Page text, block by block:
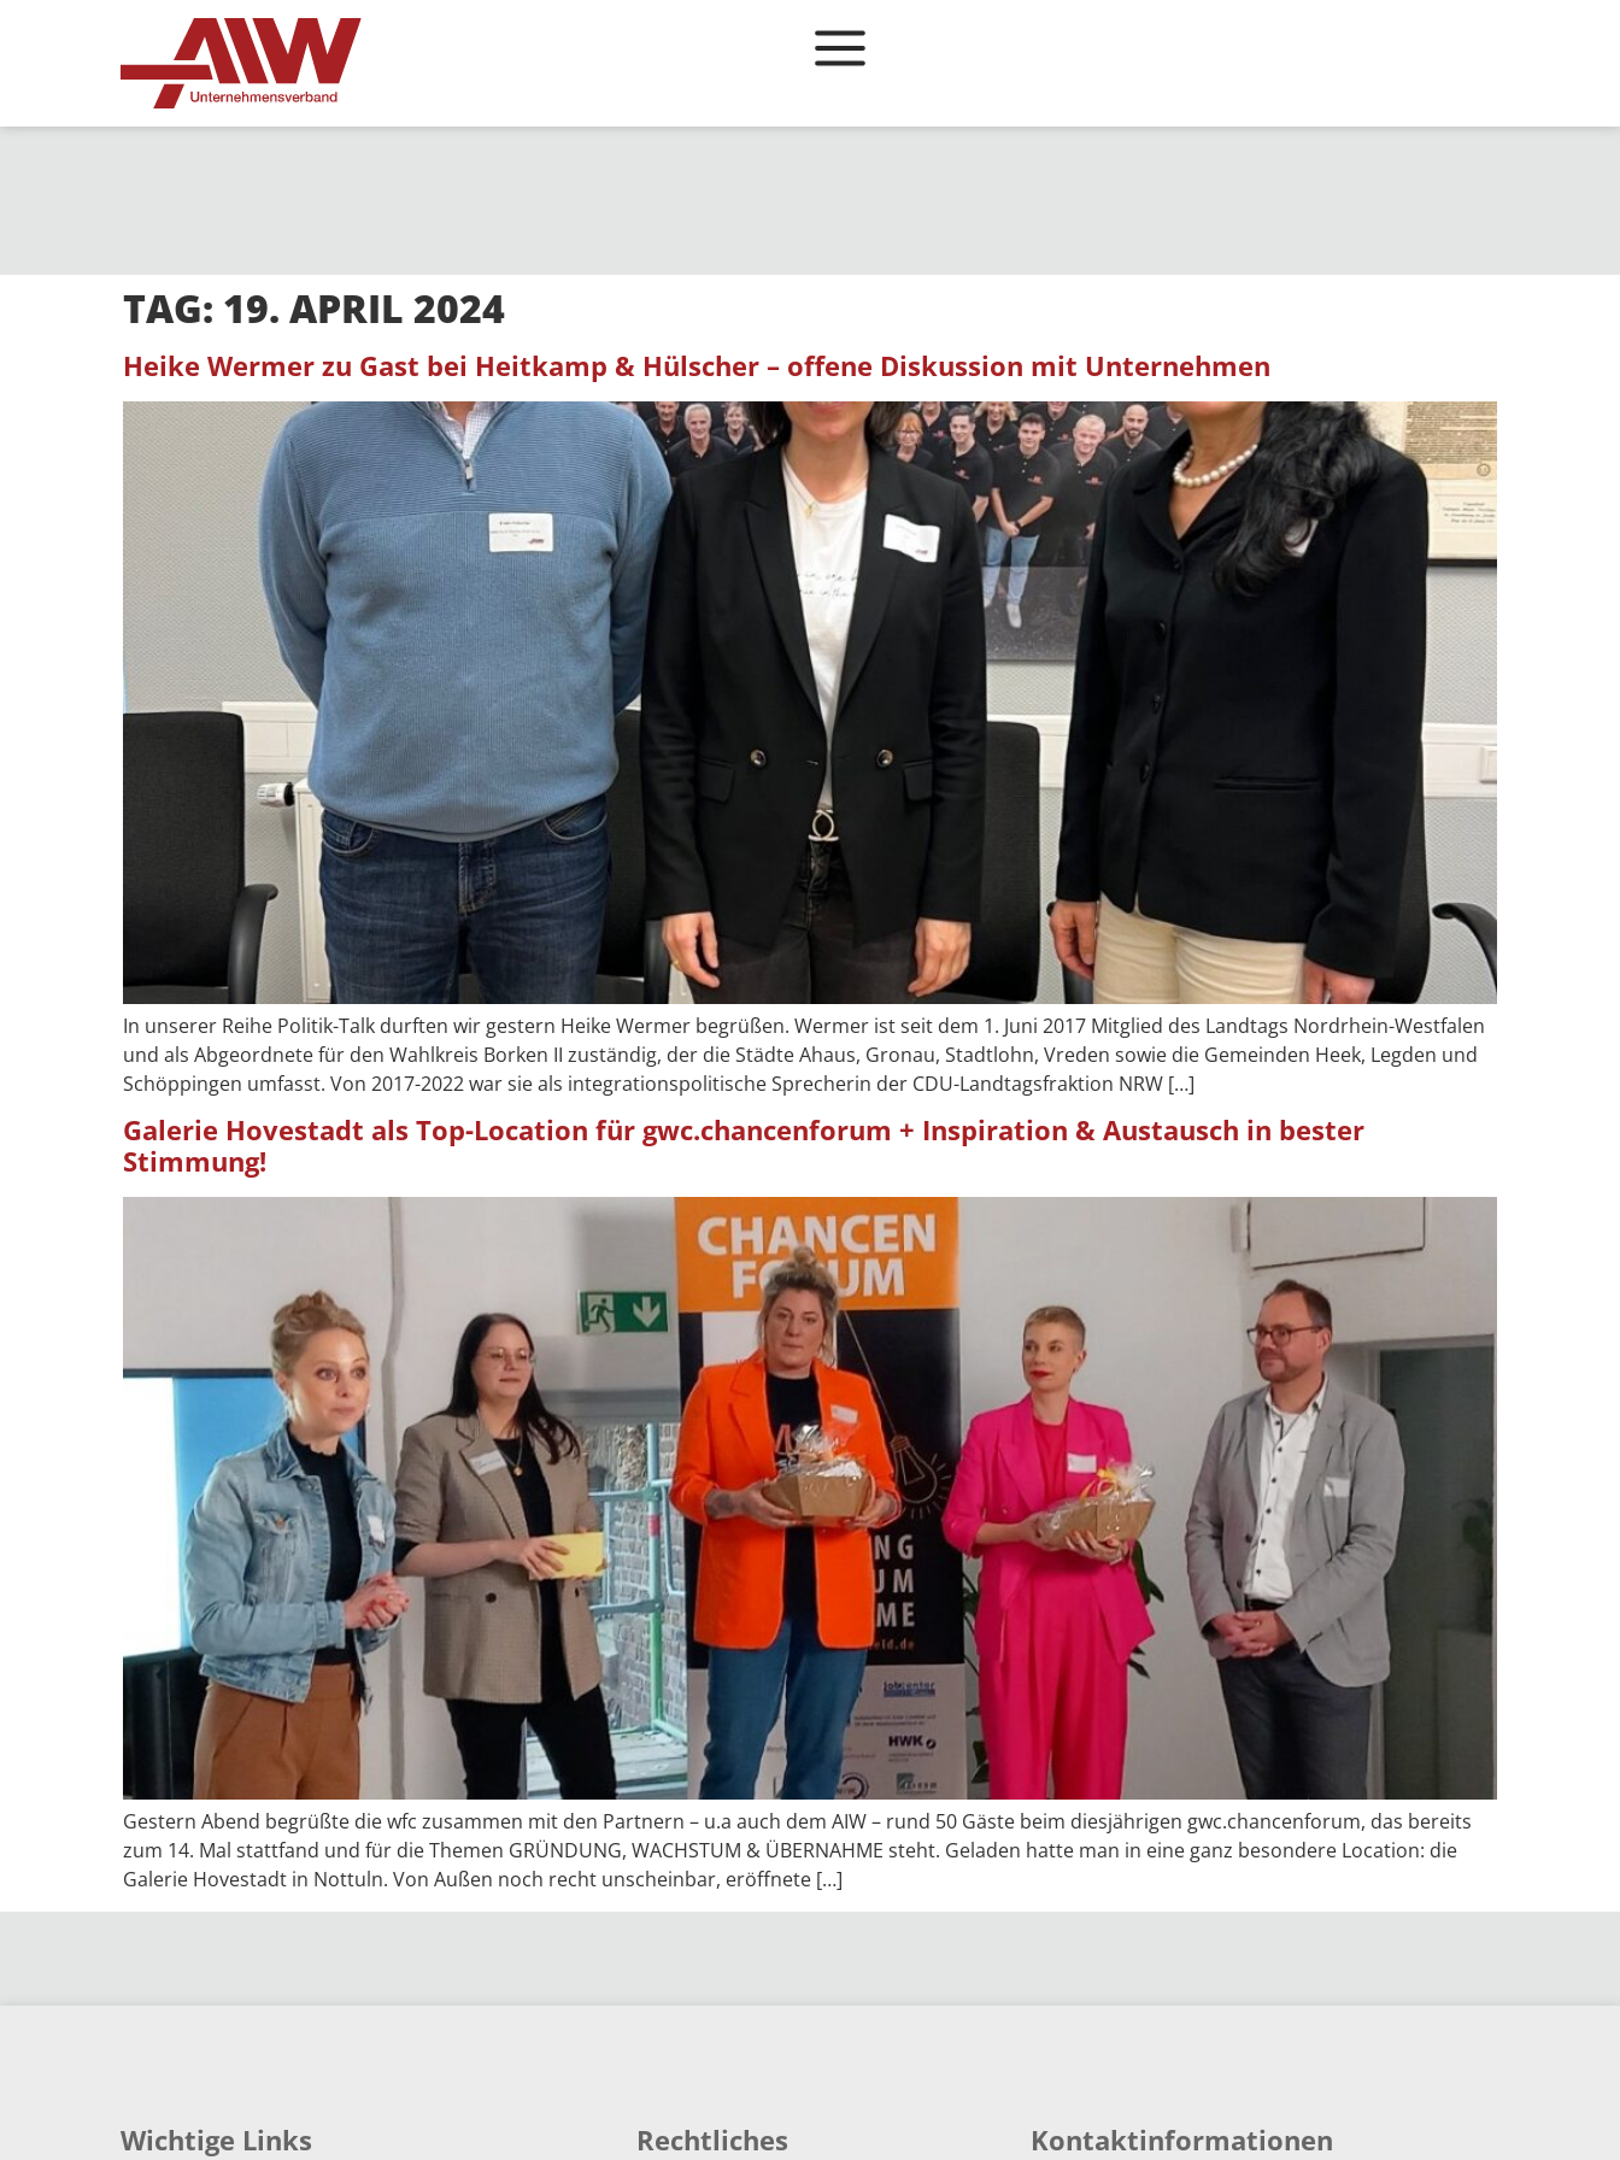
TAG: 19. APRIL 2024
Heike Wermer zu Gast bei Heitkamp & Hülscher – offene Diskussion mit Unternehmen
In unserer Reihe Politik-Talk durften wir gestern Heike Wermer begrüßen. Wermer ist seit dem 1. Juni 2017 Mitglied des Landtags Nordrhein-Westfalen
und als Abgeordnete für den Wahlkreis Borken II zuständig, der die Städte Ahaus, Gronau, Stadtlohn, Vreden sowie die Gemeinden Heek, Legden und
Schöppingen umfasst. Von 2017-2022 war sie als integrationspolitische Sprecherin der CDU-Landtagsfraktion NRW […]
Galerie Hovestadt als Top-Location für gwc.chancenforum + Inspiration & Austausch in bester
Stimmung!
Gestern Abend begrüßte die wfc zusammen mit den Partnern – u.a auch dem AIW – rund 50 Gäste beim diesjährigen gwc.chancenforum, das bereits
zum 14. Mal stattfand und für die Themen GRÜNDUNG, WACHSTUM & ÜBERNAHME steht. Geladen hatte man in eine ganz besondere Location: die
Galerie Hovestadt in Nottuln. Von Außen noch recht unscheinbar, eröffnete […]
Wichtige Links Rechtliches Kontaktinformationen